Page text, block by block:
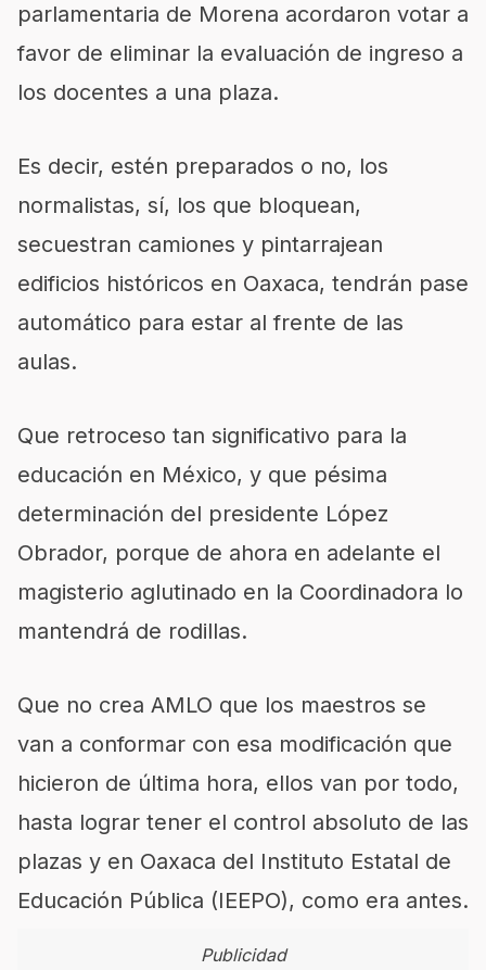
parlamentaria de Morena acordaron votar a
favor de eliminar la evaluación de ingreso a
los docentes a una plaza.
Es decir, estén preparados o no, los
normalistas, sí, los que bloquean,
secuestran camiones y pintarrajean
edificios históricos en Oaxaca, tendrán pase
automático para estar al frente de las
aulas.
Que retroceso tan significativo para la
educación en México, y que pésima
determinación del presidente López
Obrador, porque de ahora en adelante el
magisterio aglutinado en la Coordinadora lo
mantendrá de rodillas.
Que no crea AMLO que los maestros se
van a conformar con esa modificación que
hicieron de última hora, ellos van por todo,
hasta lograr tener el control absoluto de las
plazas y en Oaxaca del Instituto Estatal de
Educación Pública (IEEPO), como era antes.
Publicidad